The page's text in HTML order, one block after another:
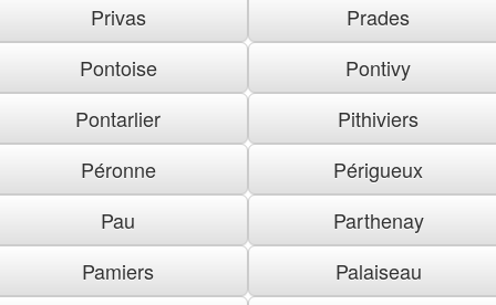
Privas
Prades
Pontoise
Pontivy
Pontarlier
Pithiviers
Péronne
Périgueux
Pau
Parthenay
Pamiers
Palaiseau